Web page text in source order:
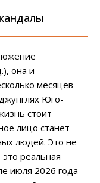
она и
месяцев
Юго-
стоит
лицо станет
людей. Это не
реальная
июля 2026 года